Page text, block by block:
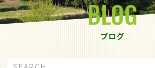
ブログ
BLOG